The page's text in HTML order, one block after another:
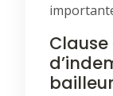
bailleur